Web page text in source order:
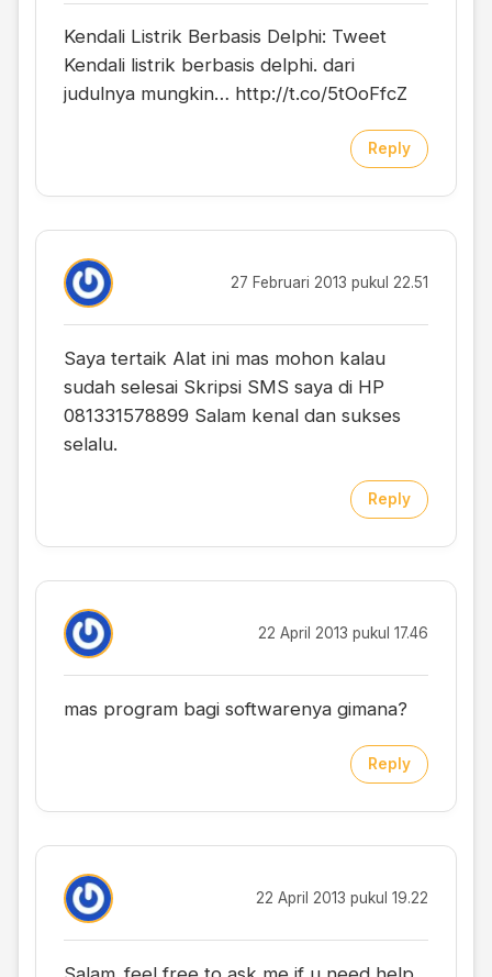
Kendali Listrik Berbasis Delphi: Tweet
Kendali listrik berbasis delphi. dari
judulnya mungkin… http://t.co/5tOoFfcZ
Reply
27 Februari 2013 pukul 22.51
Saya tertaik Alat ini mas mohon kalau
sudah selesai Skripsi SMS saya di HP
081331578899 Salam kenal dan sukses
selalu.
Reply
22 April 2013 pukul 17.46
mas program bagi softwarenya gimana?
Reply
22 April 2013 pukul 19.22